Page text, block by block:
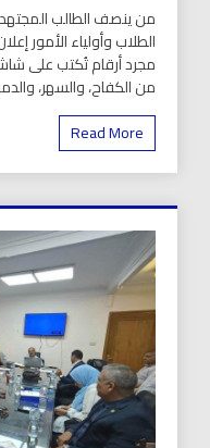
من ينصف الطالب
الطلاب وأولياء الأمور
مجرد أرقام تُكتب على
من الكفاح، والسهر،
Read More